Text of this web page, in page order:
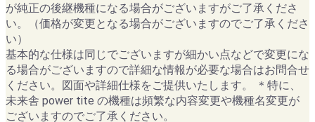
が純正の後継機種になる場合がございますがご了承くださ
い。（価格が変更となる場合がございますのでご了承くださ
い）
基本的な仕様は同じでございますが細かい点などで変更にな
る場合がございますので詳細な情報が必要な場合はお問合せ
ください。図面や詳細仕様をご提供いたします。 ＊特に、
未来舎 power tite の機種は頻繁な内容変更や機種名変更が
ございますのでご了承ください。